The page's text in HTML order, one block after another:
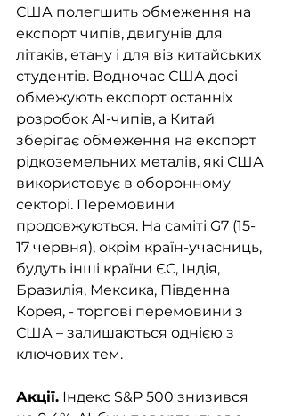
США полегшить обмеження на
експорт чипів, двигунів для
літаків, етану і для віз китайських
студентів. Водночас США досі
обмежують експорт останніх
розробок AI-чипів, а Китай
зберігає обмеження на експорт
рідкоземельних металів, які США
використовує в оборонному
секторі. Перемовини
продовжуються. На саміті G7 (15-
17 червня), окрім країн-учасниць,
будуть інші країни ЄС, Індія,
Бразилія, Мексика, Південна
Корея, - торгові перемовини з
США – залишаються однією з
ключових тем.
Акції. Індекс S&P 500 знизився